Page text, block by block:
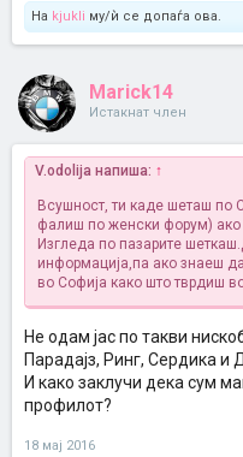
На kjukli му/ѝ се допаѓа ова.
Marick14
Истакнат член
V.odolija напиша: ↑
Всушност, ти каде шеташ по
фалиш по женски форум) ако
Изгледа по пазарите
информација,па ако знаеш
во Софија како што тврдиш
Не одам јас по такви
Парадајз, Ринг, Сердика и
И како заклучи дека сум
профилот?
18 мај 2016